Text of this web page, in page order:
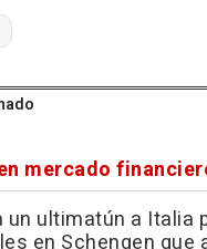
mercado
un ultimatún a Italia